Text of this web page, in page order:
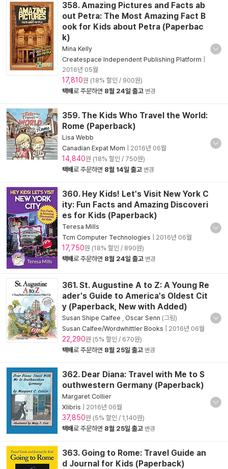
358. Amazing Pictures and Facts ab
out Petra: The Most Amazing Fact B
ook for Kids about Petra (Paperbac
k)
Mina Kelly
Createspace Independent Publishing Platform
2016년 05월
17,810원 (18% 할인 / 900원)
택배로 주문하면 8월 24일 출고 변경
359. The Kids Who Travel the World:
Rome (Paperback)
Lisa Webb
Canadian Expat Mom
2016년 06월
14,840원 (18% 할인 / 750원)
택배로 주문하면 8월 14일 출고 변경
360. Hey Kids! Let's Visit New York C
ity: Fun Facts and Amazing Discoveri
es for Kids (Paperback)
Teresa Mills
Tcm Computer Technologies
2016년 06월
17,750원 (18% 할인 / 890원)
택배로 주문하면 8월 24일 출고 변경
361. St. Augustine A to Z: A Young Re
ader's Guide to America's Oldest Cit
y (Paperback, New with Added)
Susan Shipe Calfee Oscar Senn (그림)
Susan Calfee/Wordwhittler Books
2016년 06월
22,290원 (5% 할인 / 670원)
택배로 주문하면 8월 25일 출고 변경
362. Dear Diana: Travel with Me to S
outhwestern Germany (Paperback)
Margaret Collier
Xlibris
2016년 06월
37,850원 (5% 할인 / 1,140원)
택배로 주문하면 8월 25일 출고 변경
363. Going to Rome: Travel Guide an
d Journal for Kids (Paperback)